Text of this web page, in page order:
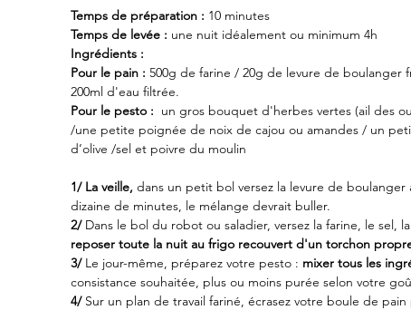
Temps de préparation : 10 minutes
Temps de levée : une nuit idéalement ou minimum 4h
Ingrédients :
Pour le pain : 500g de farine / 20g de levure de boulanger
200ml d'eau filtrée.
Pour le pesto : un gros bouquet d'herbes vertes (ail des
/une petite poignée de noix de cajou ou amandes / un
d’olive /sel et poivre du moulin
1/ La veille, dans un petit bol versez la levure de
dizaine de minutes, le mélange devrait buller.
2/ Dans le bol du robot ou saladier, versez la farine, le sel,
reposer toute la nuit au frigo recouvert d'un torchon
3/ Le jour-même, préparez votre pesto : mixer tous les
consistance souhaitée, plus ou moins purée selon votre
4/ Sur un plan de travail fariné, écrasez votre boule de